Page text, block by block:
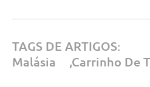
TAGS DE ARTIGOS:
Malásia
,Carrinho De